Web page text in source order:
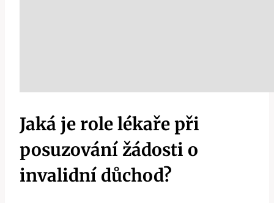
Jaká je role lékaře při
posuzování žádosti o
invalidní důchod?